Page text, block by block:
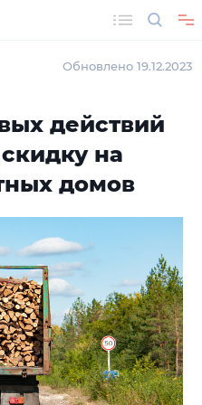
Обновлено 19.12.2023
действий
на
домов